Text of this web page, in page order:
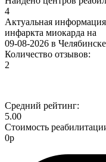
4
Актуальная
инфаркта миокарда на
09-08-2026 в Челябинске
Количество отзывов:
2
Средний рейтинг:
5.00
Стоимость
0р